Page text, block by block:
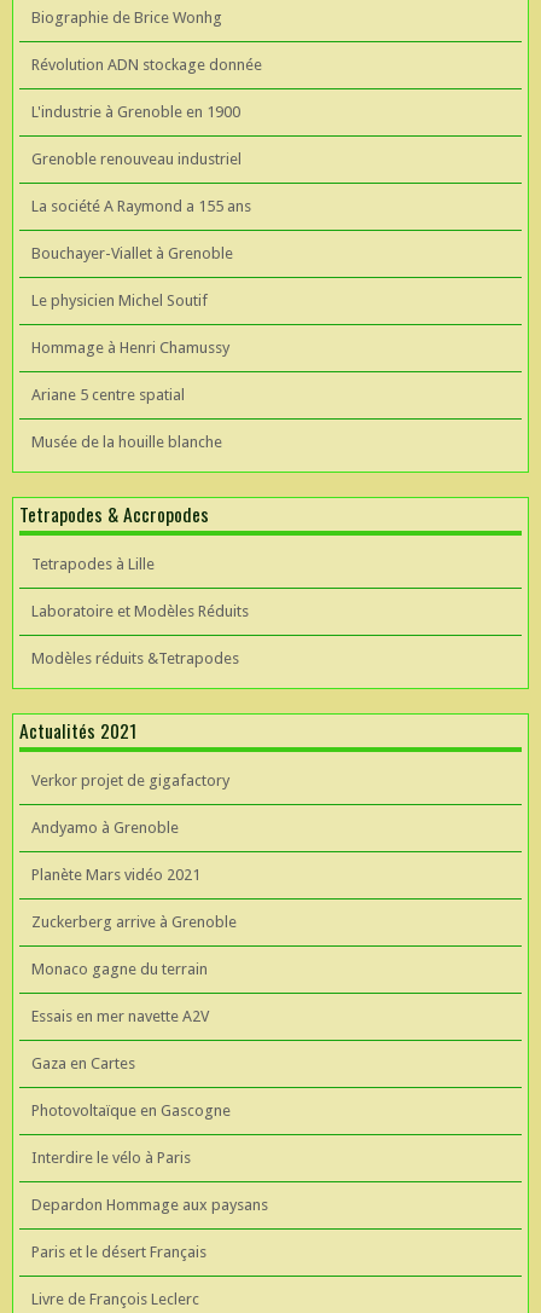
Biographie de Brice Wonhg
Révolution ADN stockage donnée
L'industrie à Grenoble en 1900
Grenoble renouveau industriel
La société A Raymond a 155 ans
Bouchayer-Viallet à Grenoble
Le physicien Michel Soutif
Hommage à Henri Chamussy
Ariane 5 centre spatial
Musée de la houille blanche
Tetrapodes & Accropodes
Tetrapodes à Lille
Laboratoire et Modèles Réduits
Modèles réduits &Tetrapodes
Actualités 2021
Verkor projet de gigafactory
Andyamo à Grenoble
Planète Mars vidéo 2021
Zuckerberg arrive à Grenoble
Monaco gagne du terrain
Essais en mer navette A2V
Gaza en Cartes
Photovoltaïque en Gascogne
Interdire le vélo à Paris
Depardon Hommage aux paysans
Paris et le désert Français
Livre de François Leclerc